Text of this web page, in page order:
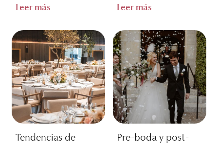
Leer más Leer más
Tendencias de
Pre-boda y post-